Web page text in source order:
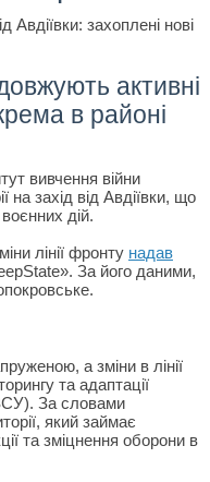
активні
в районі
вивчення війни
на захід від Авдіївки, що
дій.
лінії фронту надав
За його даними,
а зміни в лінії
та адаптації
За словами
який займає
та зміцнення оборони в